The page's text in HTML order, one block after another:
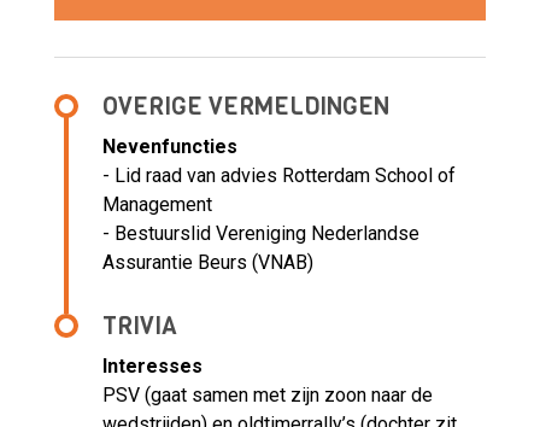
OVERIGE VERMELDINGEN
Nevenfuncties
- Lid raad van advies Rotterdam School of
Management
- Bestuurslid Vereniging Nederlandse
Assurantie Beurs (VNAB)
TRIVIA
Interesses
PSV (gaat samen met zijn zoon naar de